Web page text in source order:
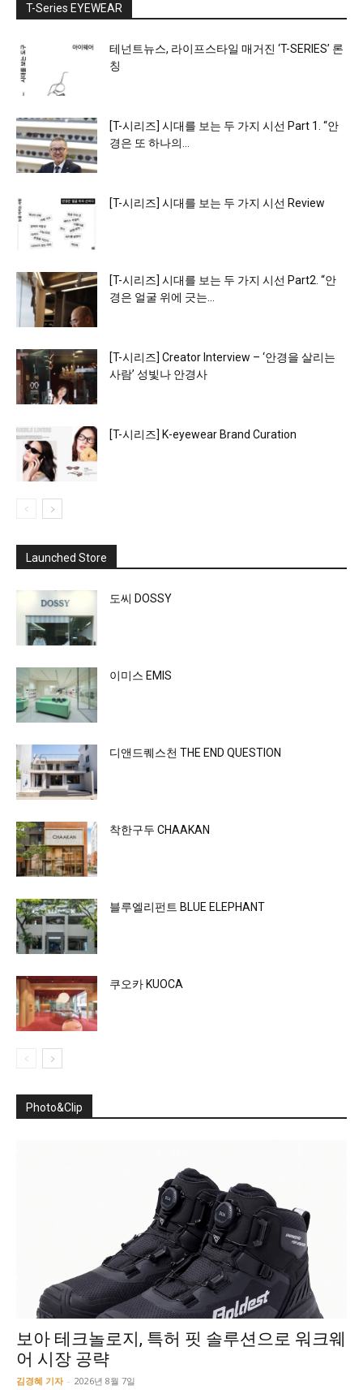
T-Series EYEWEAR
테넌트뉴스, 라이프스타일 매거진 ‘T-SERIES’ 론
칭
[T-시리즈] 시대를 보는 두 가지 시선 Part 1. “안
경은 또 하나의...
[T-시리즈] 시대를 보는 두 가지 시선 Review
[T-시리즈] 시대를 보는 두 가지 시선 Part2. “안
경은 얼굴 위에 긋는...
[T-시리즈] Creator Interview – ‘안경을 살리는
사람’ 성빛나 안경사
[T-시리즈] K-eyewear Brand Curation
Launched Store
도씨 DOSSY
이미스 EMIS
디앤드퀘스천 THE END QUESTION
착한구두 CHAAKAN
블루엘리펀트 BLUE ELEPHANT
쿠오카 KUOCA
Photo&Clip
보아 테크놀로지, 특허 핏 솔루션으로 워크웨
어 시장 공략
김경혜 기자 - 2026년 8월 7일